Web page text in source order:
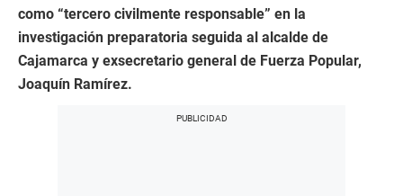
como “tercero civilmente responsable” en la
investigación preparatoria seguida al alcalde de
Cajamarca y exsecretario general de Fuerza Popular,
Joaquín Ramírez.